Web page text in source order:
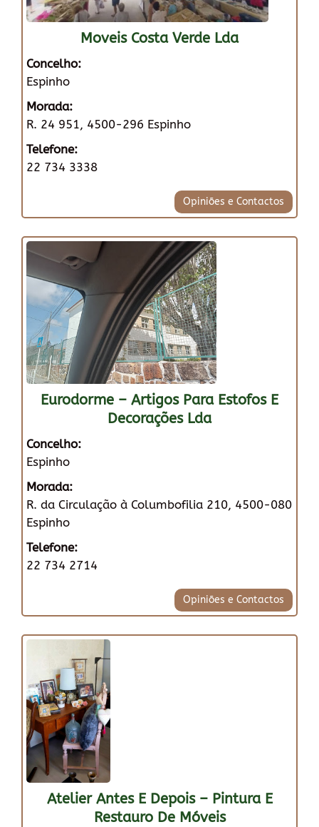
Moveis Costa Verde Lda
Concelho:
Espinho
Morada:
R. 24 951, 4500-296 Espinho
Telefone:
22 734 3338
Opiniões e Contactos
Eurodorme – Artigos Para Estofos E
Decorações Lda
Concelho:
Espinho
Morada:
R. da Circulação à Columbofilia 210, 4500-080
Espinho
Telefone:
22 734 2714
Opiniões e Contactos
Atelier Antes E Depois – Pintura E
Restauro De Móveis